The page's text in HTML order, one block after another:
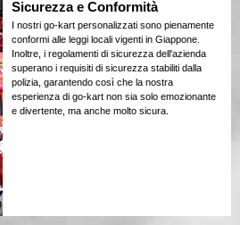
Sicurezza e Conformità
I nostri go-kart personalizzati sono pienamente
conformi alle leggi locali vigenti in Giappone.
Inoltre, i regolamenti di sicurezza dell'azienda
superano i requisiti di sicurezza stabiliti dalla
polizia, garantendo così che la nostra
esperienza di go-kart non sia solo emozionante
e divertente, ma anche molto sicura.